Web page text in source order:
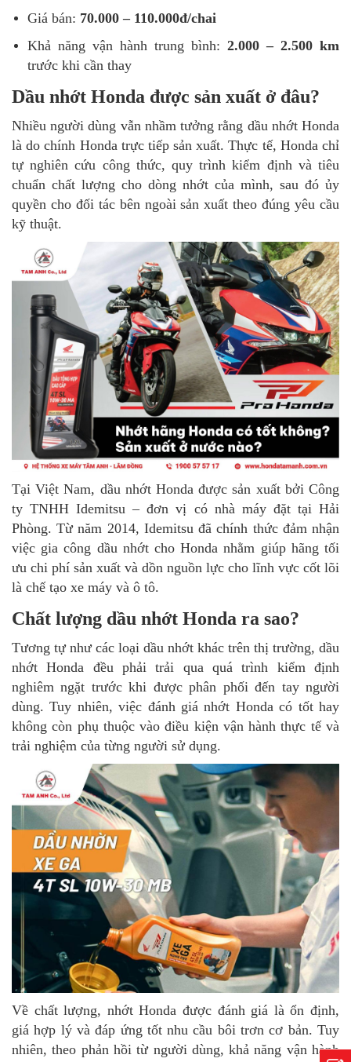
Giá bán: 70.000 – 110.000đ/chai
Khả năng vận hành trung bình: 2.000 – 2.500 km
trước khi cần thay
Dầu nhớt Honda được sản xuất ở đâu?
Nhiều người dùng vẫn nhầm tưởng rằng dầu nhớt Honda
là do chính Honda trực tiếp sản xuất. Thực tế, Honda chỉ
tự nghiên cứu công thức, quy trình kiểm định và tiêu
chuẩn chất lượng cho dòng nhớt của mình, sau đó ủy
quyền cho đối tác bên ngoài sản xuất theo đúng yêu cầu
kỹ thuật.
Tại Việt Nam, dầu nhớt Honda được sản xuất bởi Công
ty TNHH Idemitsu – đơn vị có nhà máy đặt tại Hải
Phòng. Từ năm 2014, Idemitsu đã chính thức đảm nhận
việc gia công dầu nhớt cho Honda nhằm giúp hãng tối
ưu chi phí sản xuất và dồn nguồn lực cho lĩnh vực cốt lõi
là chế tạo xe máy và ô tô.
Chất lượng dầu nhớt Honda ra sao?
Tương tự như các loại dầu nhớt khác trên thị trường, dầu
nhớt Honda đều phải trải qua quá trình kiểm định
nghiêm ngặt trước khi được phân phối đến tay người
dùng. Tuy nhiên, việc đánh giá nhớt Honda có tốt hay
không còn phụ thuộc vào điều kiện vận hành thực tế và
trải nghiệm của từng người sử dụng.
Về chất lượng, nhớt Honda được đánh giá là ổn định,
giá hợp lý và đáp ứng tốt nhu cầu bôi trơn cơ bản. Tuy
nhiên, theo phản hồi từ người dùng, khả năng vận hành